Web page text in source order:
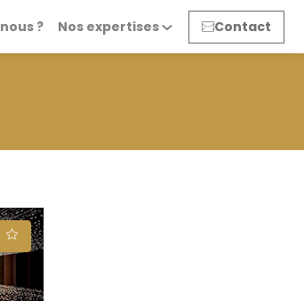
? Nos expertises Contact